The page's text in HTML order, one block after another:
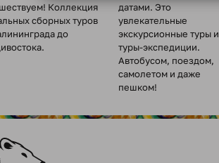
Коллекция
сборных туров
до
датами. Это
увлекательные
экскурсионные туры и
туры-экспедиции.
Автобусом, поездом,
самолетом и даже
пешком!